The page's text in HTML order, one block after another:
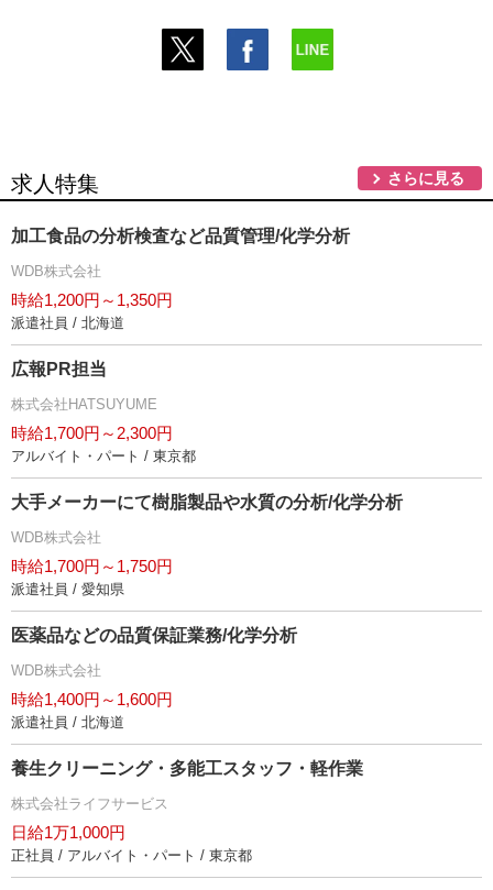
求人特集 さらに見る
加工食品の分析検査など品質管理/化学分析
WDB株式会社
時給1,200円～1,350円
派遣社員 / 北海道
広報PR担当
株式会社HATSUYUME
時給1,700円～2,300円
アルバイト・パート / 東京都
大手メーカーにて樹脂製品や水質の分析/化学分析
WDB株式会社
時給1,700円～1,750円
派遣社員 / 愛知県
医薬品などの品質保証業務/化学分析
WDB株式会社
時給1,400円～1,600円
派遣社員 / 北海道
養生クリーニング・多能工スタッフ・軽作業
株式会社ライフサービス
日給1万1,000円
正社員 / アルバイト・パート / 東京都